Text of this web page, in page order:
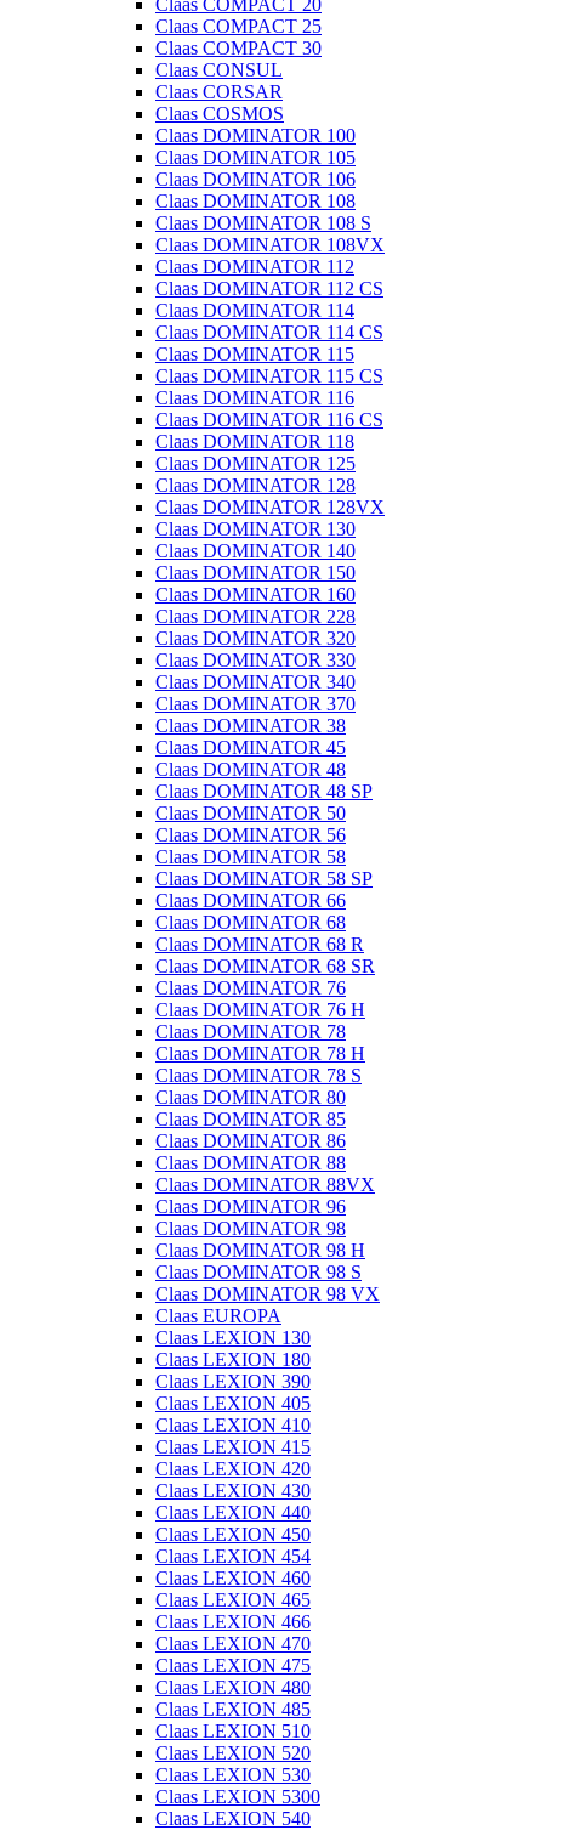
Claas COMPACT 20
Claas COMPACT 25
Claas COMPACT 30
Claas CONSUL
Claas CORSAR
Claas COSMOS
Claas DOMINATOR 100
Claas DOMINATOR 105
Claas DOMINATOR 106
Claas DOMINATOR 108
Claas DOMINATOR 108 S
Claas DOMINATOR 108VX
Claas DOMINATOR 112
Claas DOMINATOR 112 CS
Claas DOMINATOR 114
Claas DOMINATOR 114 CS
Claas DOMINATOR 115
Claas DOMINATOR 115 CS
Claas DOMINATOR 116
Claas DOMINATOR 116 CS
Claas DOMINATOR 118
Claas DOMINATOR 125
Claas DOMINATOR 128
Claas DOMINATOR 128VX
Claas DOMINATOR 130
Claas DOMINATOR 140
Claas DOMINATOR 150
Claas DOMINATOR 160
Claas DOMINATOR 228
Claas DOMINATOR 320
Claas DOMINATOR 330
Claas DOMINATOR 340
Claas DOMINATOR 370
Claas DOMINATOR 38
Claas DOMINATOR 45
Claas DOMINATOR 48
Claas DOMINATOR 48 SP
Claas DOMINATOR 50
Claas DOMINATOR 56
Claas DOMINATOR 58
Claas DOMINATOR 58 SP
Claas DOMINATOR 66
Claas DOMINATOR 68
Claas DOMINATOR 68 R
Claas DOMINATOR 68 SR
Claas DOMINATOR 76
Claas DOMINATOR 76 H
Claas DOMINATOR 78
Claas DOMINATOR 78 H
Claas DOMINATOR 78 S
Claas DOMINATOR 80
Claas DOMINATOR 85
Claas DOMINATOR 86
Claas DOMINATOR 88
Claas DOMINATOR 88VX
Claas DOMINATOR 96
Claas DOMINATOR 98
Claas DOMINATOR 98 H
Claas DOMINATOR 98 S
Claas DOMINATOR 98 VX
Claas EUROPA
Claas LEXION 130
Claas LEXION 180
Claas LEXION 390
Claas LEXION 405
Claas LEXION 410
Claas LEXION 415
Claas LEXION 420
Claas LEXION 430
Claas LEXION 440
Claas LEXION 450
Claas LEXION 454
Claas LEXION 460
Claas LEXION 465
Claas LEXION 466
Claas LEXION 470
Claas LEXION 475
Claas LEXION 480
Claas LEXION 485
Claas LEXION 510
Claas LEXION 520
Claas LEXION 530
Claas LEXION 5300
Claas LEXION 540